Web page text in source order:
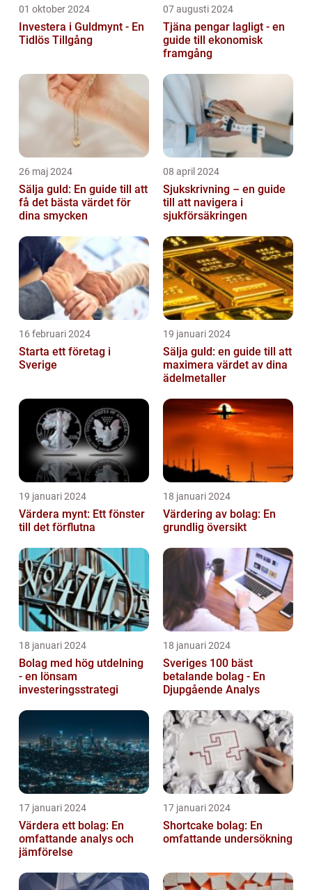
01 oktober 2024
Investera i Guldmynt - En
Tidlös Tillgång
07 augusti 2024
Tjäna pengar lagligt - en
guide till ekonomisk
framgång
26 maj 2024
Sälja guld: En guide till att
få det bästa värdet för
dina smycken
08 april 2024
Sjukskrivning – en guide
till att navigera i
sjukförsäkringen
16 februari 2024
Starta ett företag i
Sverige
19 januari 2024
Sälja guld: en guide till att
maximera värdet av dina
ädelmetaller
19 januari 2024
Värdera mynt: Ett fönster
till det förflutna
18 januari 2024
Värdering av bolag: En
grundlig översikt
18 januari 2024
Bolag med hög utdelning
- en lönsam
investeringsstrategi
18 januari 2024
Sveriges 100 bäst
betalande bolag - En
Djupgående Analys
17 januari 2024
Värdera ett bolag: En
omfattande analys och
jämförelse
17 januari 2024
Shortcake bolag: En
omfattande undersökning